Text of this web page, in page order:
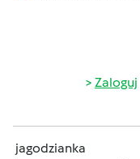
Zaloguj
jagodzianka